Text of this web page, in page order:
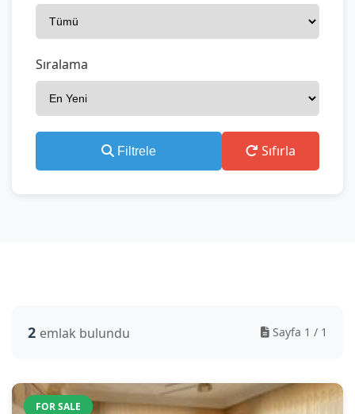
Sıralama
Filtrele Sıfırla
2 emlak bulundu Sayfa 1 / 1
FOR SALE